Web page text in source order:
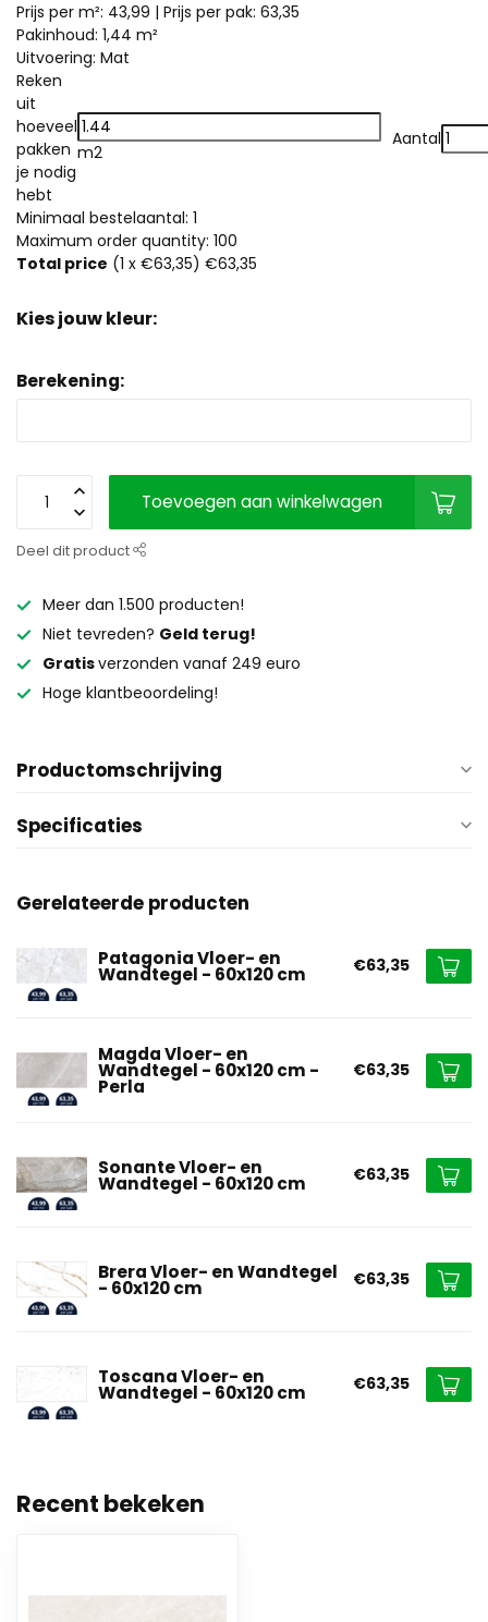
Prijs per m²: 43,99 | Prijs per pak: 63,35
Pakinhoud: 1,44 m²
Uitvoering: Mat
Reken
uit
hoeveel
pakken
je nodig
hebt
m2
Aantal
Minimaal bestelaantal: 1
Maximum order quantity: 100
Total price (1 x €63,35) €63,35
Kies jouw kleur:
Berekening:
Toevoegen aan winkelwagen
Deel dit product
Meer dan 1.500 producten!
Niet tevreden? Geld terug!
Gratisverzonden vanaf 249 euro
Hoge klantbeoordeling!
Productomschrijving
Specificaties
Gerelateerde producten
Patagonia Vloer- en
Wandtegel - 60x120 cm €63,35
Magda Vloer- en
Wandtegel - 60x120 cm -
Perla
€63,35
Sonante Vloer- en
Wandtegel - 60x120 cm €63,35
Brera Vloer- en Wandtegel
- 60x120 cm €63,35
Toscana Vloer- en
Wandtegel - 60x120 cm €63,35
Recent bekeken